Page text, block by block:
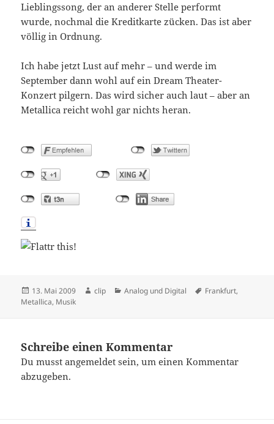
Lieblingssong, der an anderer Stelle performt
wurde, nochmal die Kreditkarte zücken. Das ist aber
völlig in Ordnung.
Ich habe jetzt Lust auf mehr – und werde im
September dann wohl auf ein Dream Theater-
Konzert pilgern. Das wird sicher auch laut – aber an
Metallica reicht wohl gar nichts heran.
Veröffentlicht
am
13. Mai 2009 Autor
clip Kategorien
Analog und Digital Schlagwörter
Frankfurt,
Metallica, Musik
Schreibe einen Kommentar
Du musstangemeldet sein, um einen Kommentar
abzugeben.